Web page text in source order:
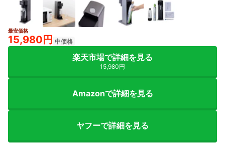
最安価格
15,980円 中価格
楽天市場で詳細を見る
15,980円
Amazonで詳細を見る
ヤフーで詳細を見る